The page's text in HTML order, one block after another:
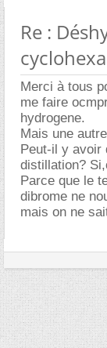
Re :
Merci à tous
me faire
hydrogene.
Mais une
Peut-il y avoir
distillation?
Parce que le
dibrome ne
mais on ne